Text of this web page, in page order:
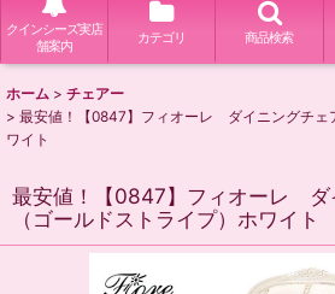
クインシーズ実店
舗案内
カテゴリ 商品検索
ホーム > チェアー
> 最安値！【0847】フィオーレ ダイニングチェ
ワイト
最安値！【0847】フィオーレ ダ
（ゴールドストライプ）ホワイト